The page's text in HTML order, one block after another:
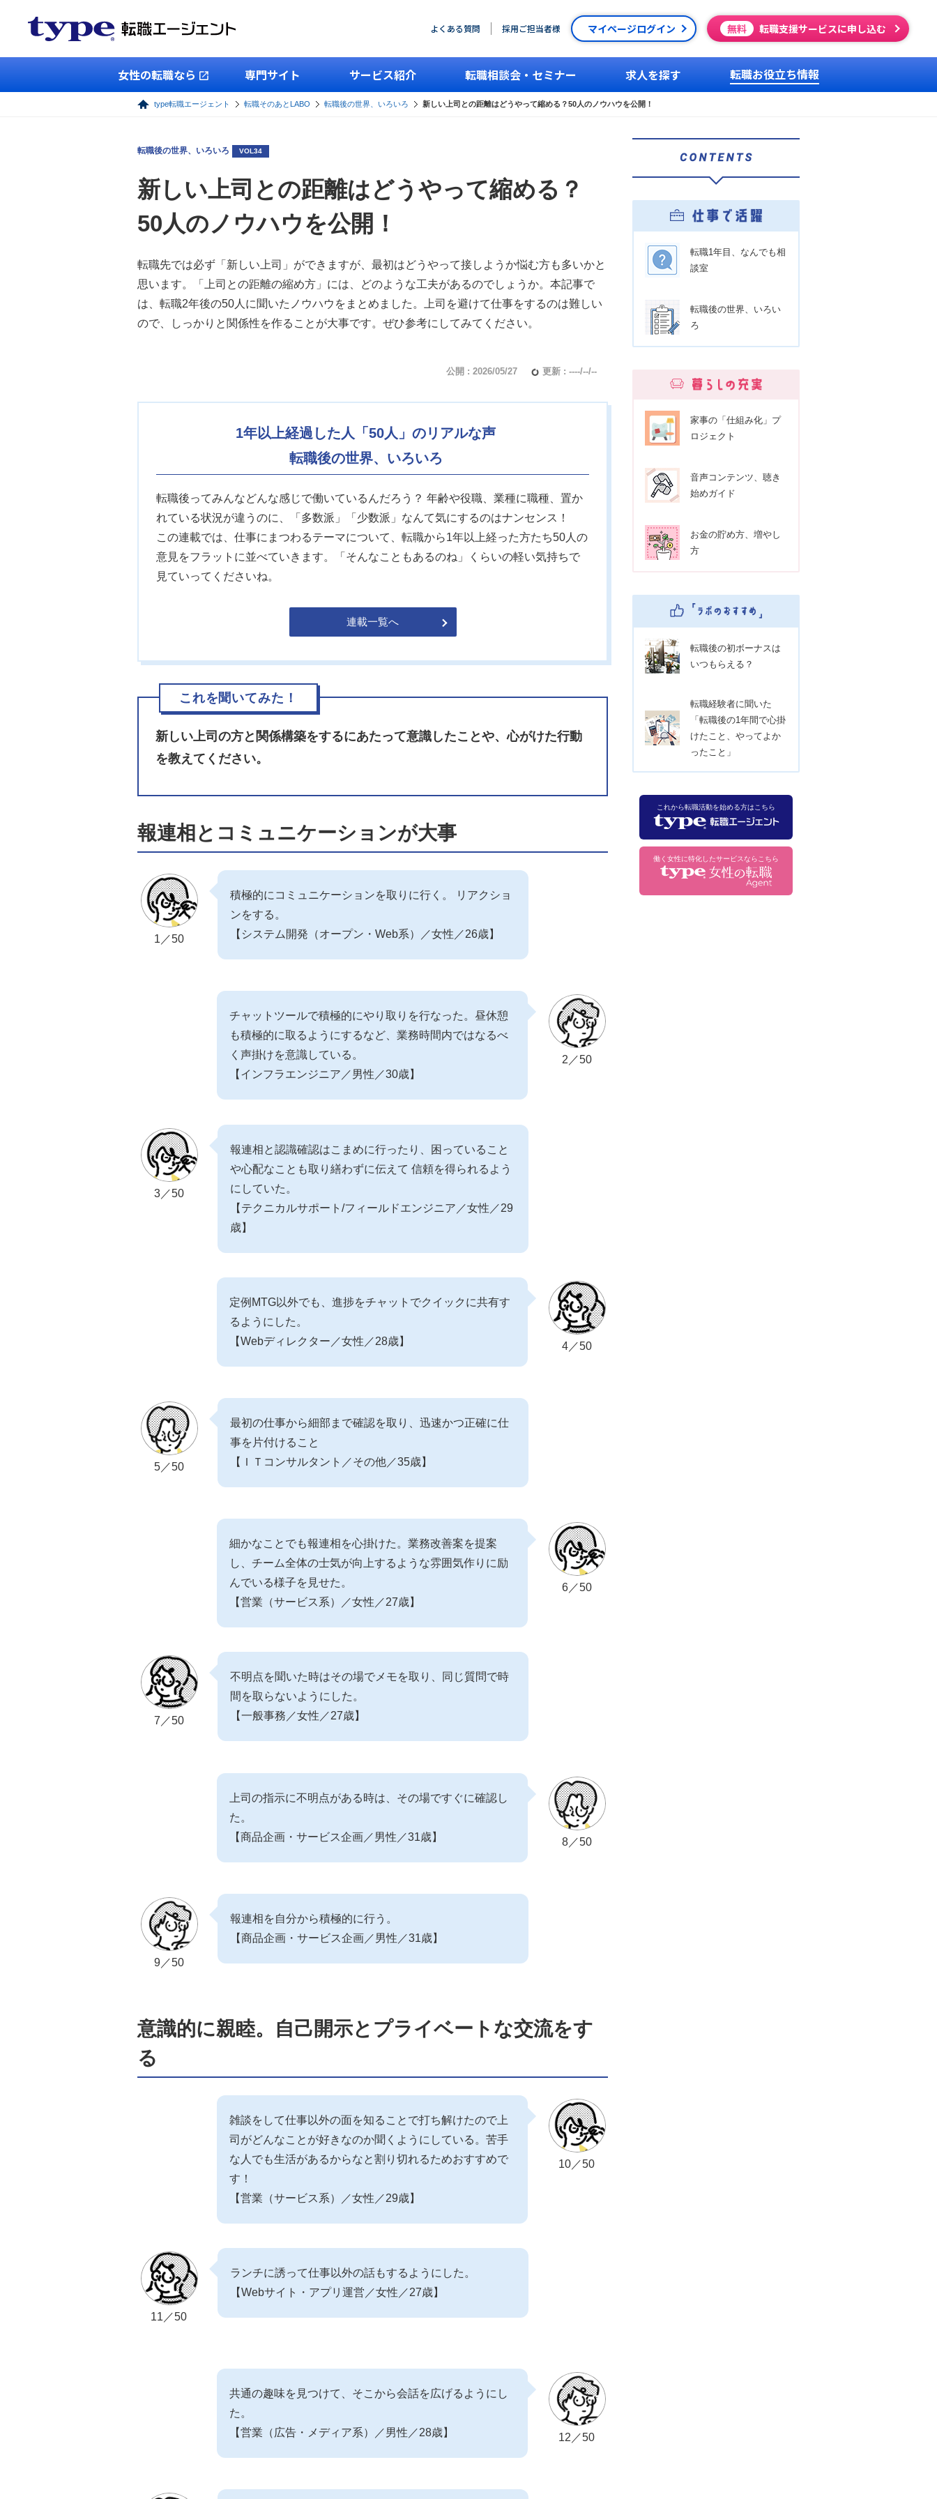
よくある質問 採用ご担当者様 マイページログイン 無料 転職支援サービスに申し込む
女性の転職なら 専門サイト サービス紹介 転職相談会・セミナー 求人を探す 転職お役立ち情報
type転職エージェント 転職そのあとLABO 転職後の世界、いろいろ 新しい上司との距離はどうやって縮める？50人のノウハウを公開！
転職後の世界、いろいろ VOL34
新しい上司との距離はどうやって縮める？
50人のノウハウを公開！
転職先では必ず「新しい上司」ができますが、最初はどうやって接しようか悩む方も多いかと
思います。「上司との距離の縮め方」には、どのような工夫があるのでしょうか。本記事で
は、転職2年後の50人に聞いたノウハウをまとめました。上司を避けて仕事をするのは難しい
ので、しっかりと関係性を作ることが大事です。ぜひ参考にしてみてください。
公開 : 2026/05/27 更新 : ----/--/--
1年以上経過した人「50人」のリアルな声
転職後の世界、いろいろ
転職後ってみんなどんな感じで働いているんだろう？ 年齢や役職、業種に職種、置か
れている状況が違うのに、「多数派」「少数派」なんて気にするのはナンセンス！
この連載では、仕事にまつわるテーマについて、転職から1年以上経った方たち50人の
意見をフラットに並べていきます。「そんなこともあるのね」くらいの軽い気持ちで
見ていってくださいね。
連載一覧へ
これを聞いてみた！
新しい上司の方と関係構築をするにあたって意識したことや、心がけた行動
を教えてください。
報連相とコミュニケーションが大事
1／50
積極的にコミュニケーションを取りに行く。 リアクショ
ンをする。
【システム開発（オープン・Web系）／女性／26歳】
チャットツールで積極的にやり取りを行なった。昼休憩
も積極的に取るようにするなど、業務時間内ではなるべ
く声掛けを意識している。
【インフラエンジニア／男性／30歳】
2／50
3／50
報連相と認識確認はこまめに行ったり、困っていること
や心配なことも取り繕わずに伝えて 信頼を得られるよう
にしていた。
【テクニカルサポート/フィールドエンジニア／女性／29
歳】
定例MTG以外でも、進捗をチャットでクイックに共有す
るようにした。
【Webディレクター／女性／28歳】
4／50
5／50
最初の仕事から細部まで確認を取り、迅速かつ正確に仕
事を片付けること
【ＩＴコンサルタント／その他／35歳】
細かなことでも報連相を心掛けた。業務改善案を提案
し、チーム全体の士気が向上するような雰囲気作りに励
んでいる様子を見せた。
【営業（サービス系）／女性／27歳】
6／50
7／50
不明点を聞いた時はその場でメモを取り、同じ質問で時
間を取らないようにした。
【一般事務／女性／27歳】
上司の指示に不明点がある時は、その場ですぐに確認し
た。
【商品企画・サービス企画／男性／31歳】
8／50
9／50
報連相を自分から積極的に行う。
【商品企画・サービス企画／男性／31歳】
意識的に親睦。自己開示とプライベートな交流をす
る
雑談をして仕事以外の面を知ることで打ち解けたので上
司がどんなことが好きなのか聞くようにしている。苦手
な人でも生活があるからなと割り切れるためおすすめで
す！
【営業（サービス系）／女性／29歳】
10／50
11／50
ランチに誘って仕事以外の話もするようにした。
【Webサイト・アプリ運営／女性／27歳】
共通の趣味を見つけて、そこから会話を広げるようにし
た。
【営業（広告・メディア系）／男性／28歳】
12／50
転職1年目、なんでも相
談室
転職後の世界、いろい
ろ
家事の「仕組み化」プ
ロジェクト
音声コンテンツ、聴き
始めガイド
お金の貯め方、増やし
方
転職後の初ボーナスは
いつもらえる？
転職経験者に聞いた
「転職後の1年間で心掛
けたこと、やってよか
ったこと」
これから転職活動を始める方はこちら
働く女性に特化したサービスならこちら